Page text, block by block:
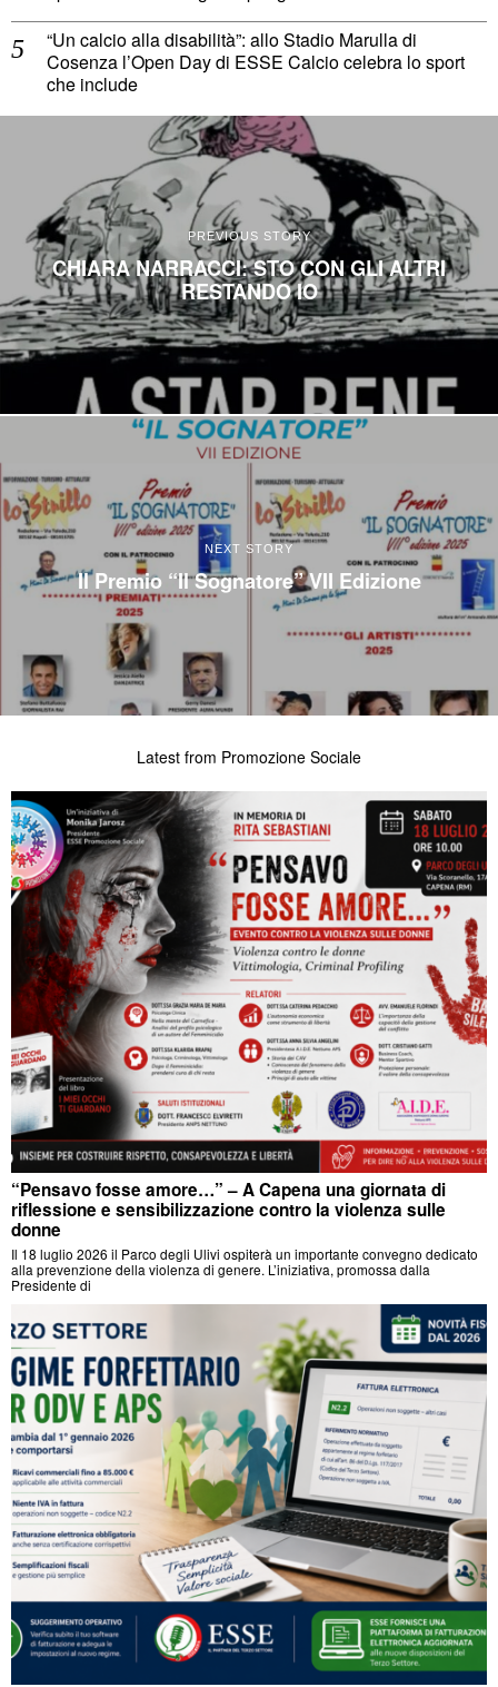
“Un calcio alla disabilità”: allo Stadio Marulla di
Cosenza l’Open Day di ESSE Calcio celebra lo sport
che include
PREVIOUS STORY
CHIARA NARRACCI: STO CON GLI ALTRI
RESTANDO IO
NEXT STORY
Il Premio “Il Sognatore” VII Edizione
Latest from Promozione Sociale
“Pensavo fosse amore…” – A Capena una giornata di
riflessione e sensibilizzazione contro la violenza sulle
donne
Il 18 luglio 2026 il Parco degli Ulivi ospiterà un importante convegno dedicato
alla prevenzione della violenza di genere. L’iniziativa, promossa dalla
Presidente di